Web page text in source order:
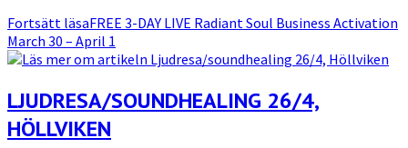
Fortsätt läsaFREE 3-DAY LIVE Radiant Soul Business Activation
March 30 – April 1
LJUDRESA/SOUNDHEALING 26/4,
HÖLLVIKEN